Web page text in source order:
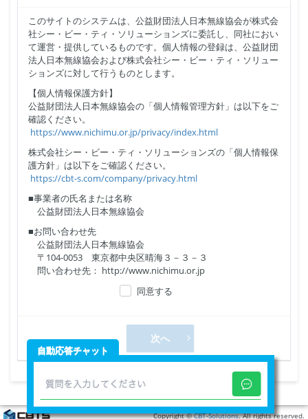
このサイトのシステムは、公益財団法人日本無線協会が株式会
社シー・ビー・ティ・ソリューションズに委託し、同社におい
て運営・提供しているものです。個人情報の登録は、公益財団
法人日本無線協会および株式会社シー・ビー・ティ・ソリュー
ションズに対して行うものとします。
【個人情報保護方針】
公益財団法人日本無線協会の「個人情報管理方針」は以下をご
確認ください。
https://www.nichimu.or.jp/privacy/index.html
株式会社シー・ビー・ティ・ソリューションズの「個人情報保
護方針」は以下をご確認ください。
https://cbt-s.com/company/privacy.html
■事業者の氏名または名称
公益財団法人日本無線協会
■お問い合わせ先
公益財団法人日本無線協会
〒104-0053 東京都中央区晴海３－３－３
問い合わせ先： http://www.nichimu.or.jp
同意する
次へ
自動応答チャット
Copyright ©CBT-Solutions. All rights reserved.